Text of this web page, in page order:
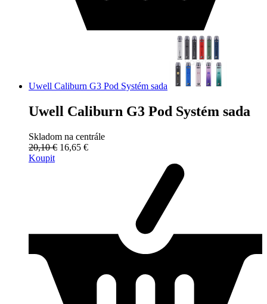
Uwell Caliburn G3 Pod Systém sada
Uwell Caliburn G3 Pod Systém sada
Skladom na centrále
20,10 € 16,65 €
Koupit